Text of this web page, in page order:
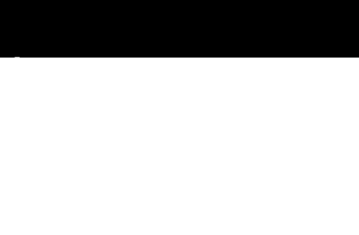
Отказ от ответственности